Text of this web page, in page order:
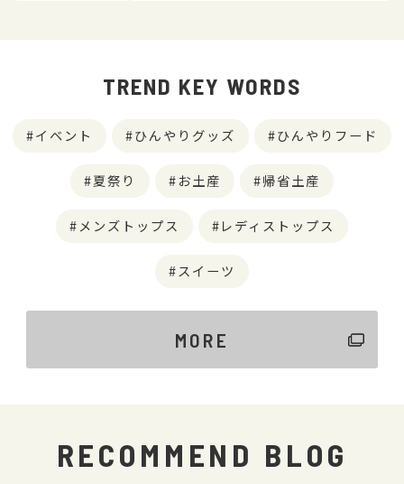
TREND KEY WORDS
イベント ひんやりグッズ ひんやりフード
夏祭り お土産 帰省土産
メンズトップス レディストップス
スイーツ
MORE
RECOMMEND BLOG